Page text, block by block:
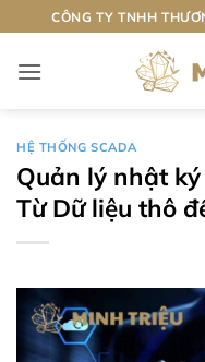
qua
nội
CÔNG TY TNHH
HỆ THỐNG SCADA
Quản lý nhật
Từ Dữ liệu thô